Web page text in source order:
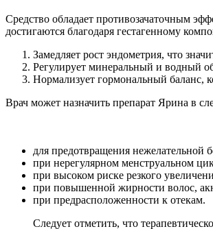
Средство обладает противозачаточным
достигаются благодаря гестагенному
Замедляет рост эндометрия, что
Регулирует минеральный и водный
Нормализует гормональный баланс,
Врач может назначить препарат Ярина в
для предотвращения нежелательной
при нерегулярном менструальном
при высоком риске резкого
при повышенной жирности волос,
при предрасположенности к отекам.
Следует отметить, что